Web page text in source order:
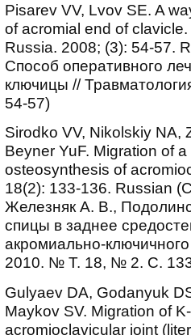
Pisarev VV, Lvov SE. A
of acromial end of
Russia. 2008; (3): 54-57.
Способ оперативного
ключицы //
54-57)
Sirodko VV, Nikolskiy NA,
Beyner YuF. Migration of
osteosynthesis of
18(2): 133-136. Russian
Железняк А. В.,
спицы в заднее
акромиально-
2010. № Т. 18, № 2. С.
Gulyaev DA, Godanyuk
Maykov SV. Migration of
acromioclavicular joint